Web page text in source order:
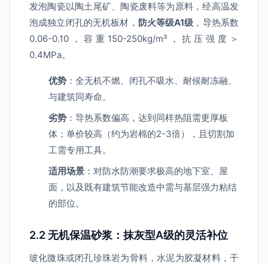
发泡陶瓷以陶土尾矿、陶瓷废料等为原料，经高温发
泡成独立闭孔的无机板材， 防火等级A1级 ，导热系数
0.06-0.10，容重150-250kg/m³，抗压强度＞
0.4MPa。
优势 ：全无机不燃、闭孔不吸水、耐候耐冻融、
与建筑同寿命。
劣势 ：导热系数偏高，达到同样热阻需更厚板
体；单价较高（约为岩棉的2-3倍），且切割加
工需专用工具。
适用场景 ：对防水防潮要求极高的地下室、屋
面，以及既有建筑节能改造中需与基层强力粘结
的部位。
2.2 无机保温砂浆：抹灰型A级的灵活补位
玻化微珠或闭孔珍珠岩为骨料，水泥为胶凝材料，干